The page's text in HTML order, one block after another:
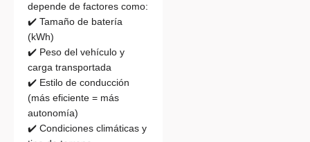
depende de factores como:
✔️ Tamaño de batería
(kWh)
✔️ Peso del vehículo y
carga transportada
✔️ Estilo de conducción
(más eficiente = más
autonomía)
✔️ Condiciones climáticas y